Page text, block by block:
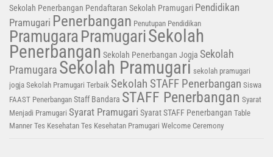
Sekolah Penerbangan Pendaftaran Sekolah Pramugari Pendidikan
Pramugari Penerbangan Penutupan Pendidikan
PramugaraPramugariSekolah
Penerbangan Sekolah Penerbangan Jogja Sekolah
Pramugara Sekolah Pramugari sekolah pramugari
jogja Sekolah Pramugari Terbaik Sekolah STAFF Penerbangan Siswa
FAAST Penerbangan Staff Bandara STAFF Penerbangan Syarat
Menjadi Pramugari Syarat Pramugari Syarat STAFF Penerbangan Table
Manner Tes Kesehatan Tes Kesehatan Pramugari Welcome Ceremony